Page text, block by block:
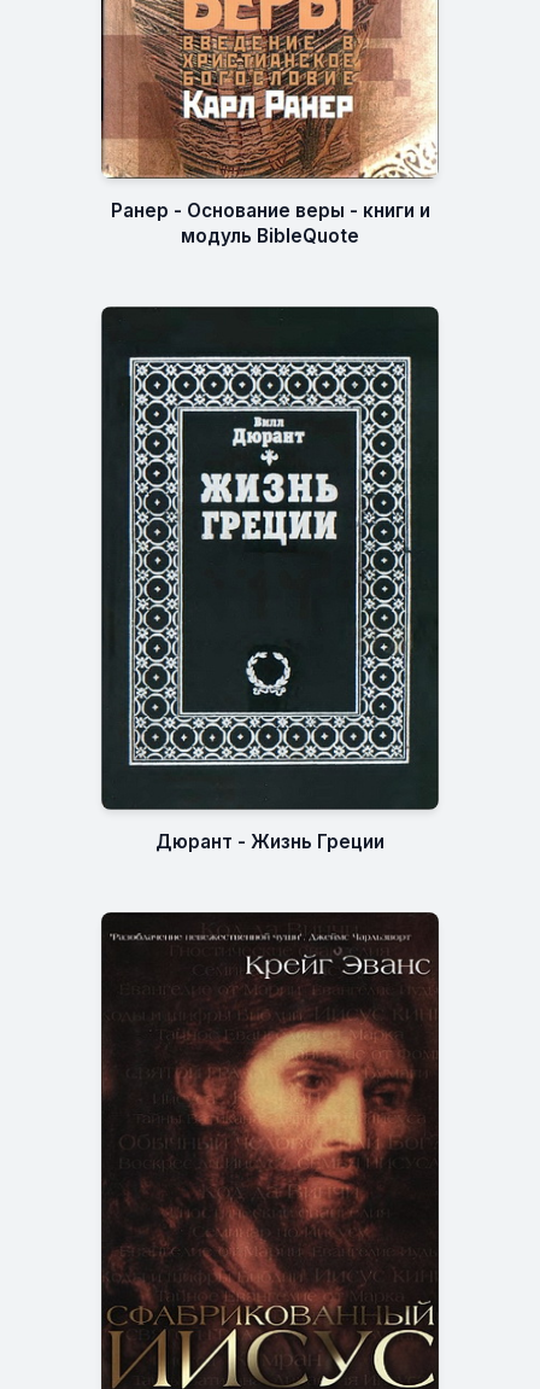
Ранер - Основание веры - книги и
модуль BibleQuote
Дюрант - Жизнь Греции